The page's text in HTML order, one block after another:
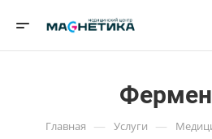
Главная — Услуги —